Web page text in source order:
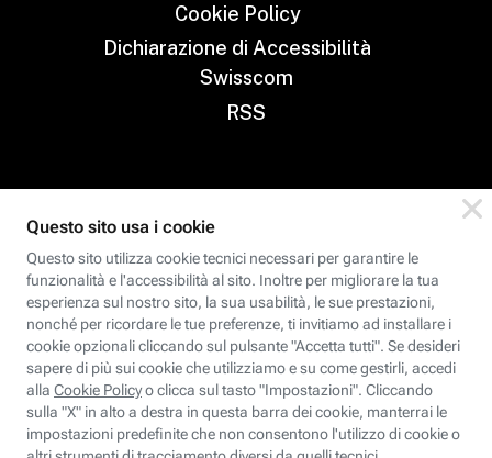
Cookie Policy
Dichiarazione di Accessibilità
Swisscom
RSS